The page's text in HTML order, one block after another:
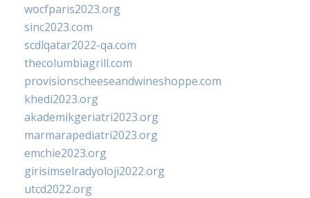
wocfparis2023.org
sinc2023.com
scdlqatar2022-qa.com
thecolumbiagrill.com
provisionscheeseandwineshoppe.com
khedi2023.org
akademikgeriatri2023.org
marmarapediatri2023.org
emchie2023.org
girisimselradyoloji2022.org
utcd2022.org